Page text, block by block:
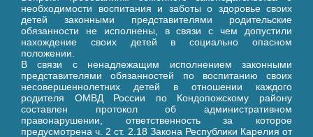
необходимости воспитания и заботы о здоровье своих
детей законными представителями родительские
обязанности не исполнены, в связи с чем допустили
нахождение своих детей в социально опасном
положении.
В связи с ненадлежащим исполнением законными
представителями обязанностей по воспитанию своих
несовершеннолетних детей в отношении каждого
родителя ОМВД России по Кондопожскому району
составлен протокол об административном
правонарушении, ответственность за которое
предусмотрена ч. 2 ст. 2.18 Закона Республики Карелия от